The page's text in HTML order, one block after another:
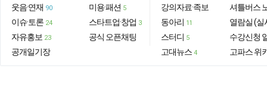
웃음·연재 90
이슈·토론 24
자유홍보 23
공개일기장
미용·패션 5
스타트업·창업 3
공식 오픈채팅
강의자료·족보
동아리 11
스터디 5
고대뉴스 4
셔틀버스
열람실 (실
수강신청
고파스 위